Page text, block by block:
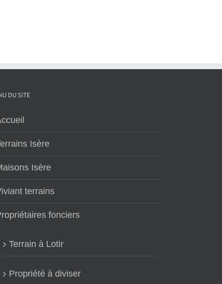
DU SITE
Isère
Isère
terrains
fonciers
Terrain à Lotir
Propriété à diviser